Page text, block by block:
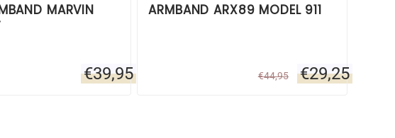
MARVIN
€39,95
ARMBAND ARX89 MODEL 911
€44,95 €29,25